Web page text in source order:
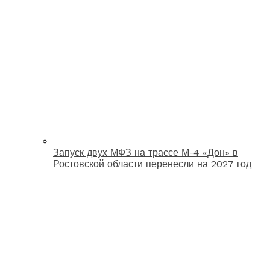
Запуск двух МФЗ на трассе М-4 «Дон» в
Ростовской области перенесли на 2027 год